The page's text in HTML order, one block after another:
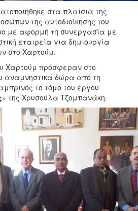
στα πλαίσια της
της αυτοδιοίκησης του
με αφορμή τη συνεργασία με
εταιρεία για δημιουργία
στο Χαρτούμ.
Χαρτούμ πρόσφεραν στο
αναμνηστικά δώρα από τη
το τόμο του έργου
» της Χρυσούλα Τζομπανάκη.